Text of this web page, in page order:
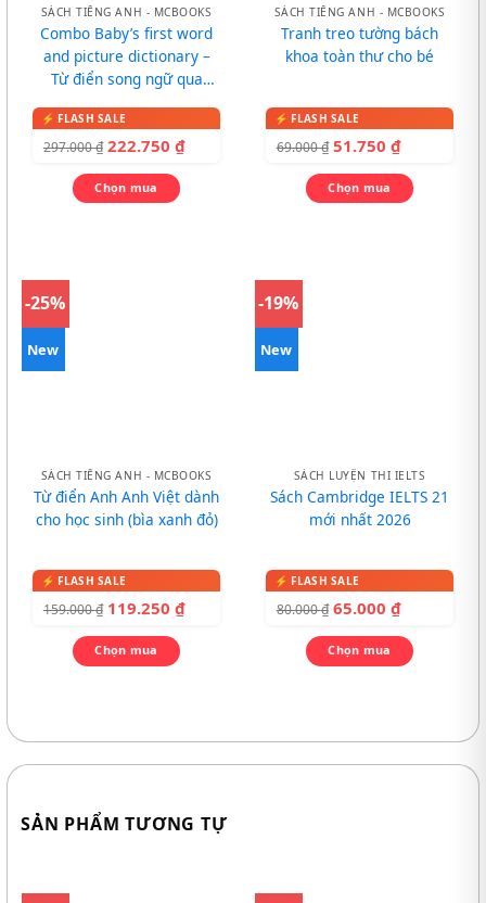
SÁCH TIẾNG ANH - MCBOOKS
Combo Baby’s first word
and picture dictionary –
Từ điển song ngữ qua
297.000₫ 222.750 ₫
Chọn mua
SÁCH TIẾNG ANH - MCBOOKS
Tranh treo tường bách
khoa toàn thư cho bé
69.000₫ 51.750 ₫
Chọn mua
-25%
New
SÁCH TIẾNG ANH - MCBOOKS
Từ điển Anh Anh Việt dành
cho học sinh (bìa xanh đỏ)
159.000₫ 119.250 ₫
Chọn mua
-19%
New
SÁCH LUYỆN THI IELTS
Sách Cambridge IELTS 21
mới nhất 2026
80.000₫ 65.000 ₫
Chọn mua
SẢN PHẨM TƯƠNG TỰ